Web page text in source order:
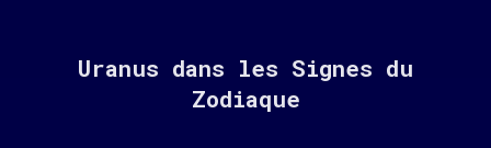
Uranus dans les Signes du
Zodiaque